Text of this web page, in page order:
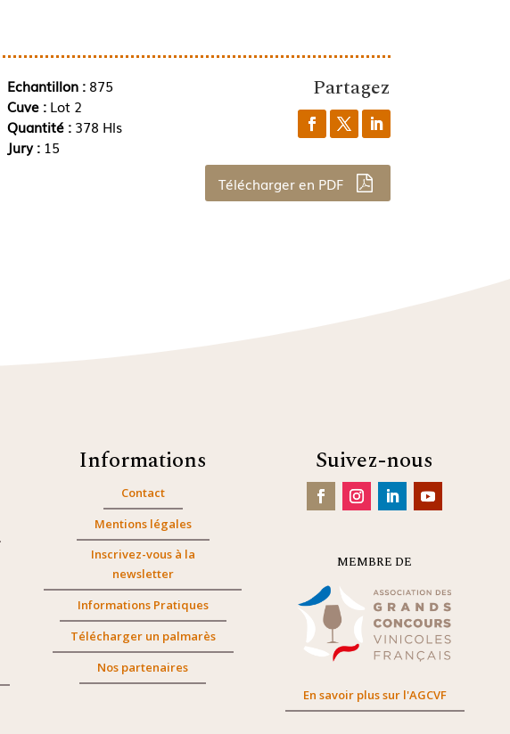
Echantillon :875
Cuve : Lot 2
Quantité : 378 Hls
Jury : 15
Partagez
Télécharger en PDF
Informations
Contact
Mentions légales
Inscrivez-vous à la
newsletter
Informations Pratiques
Télécharger un palmarès
Nos partenaires
Suivez-nous
MEMBRE DE
En savoir plus sur l'AGCVF